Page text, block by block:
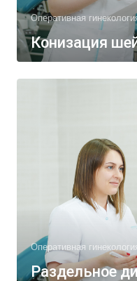
Оперативная
Конизация
Оперативная
Раздельное